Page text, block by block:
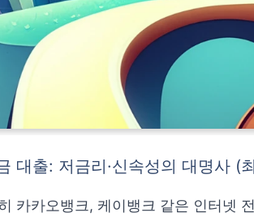
대출: 저금리·신속성의 대명사 (
카카오뱅크, 케이뱅크 같은 인터넷